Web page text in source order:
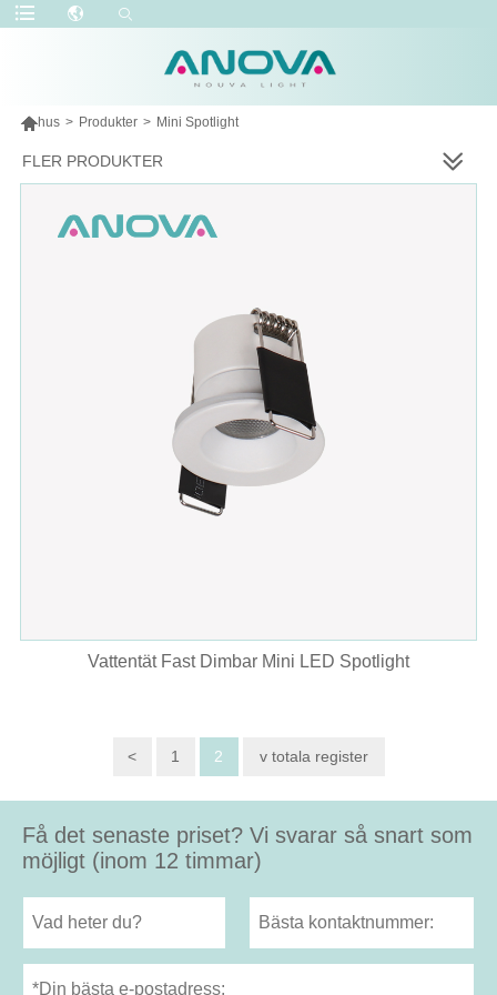
hus > Produkter > Mini Spotlight
FLER PRODUKTER
Vattentät Fast Dimbar Mini LED Spotlight
< 1 2 v totala register
Få det senaste priset? Vi svarar så snart som
möjligt (inom 12 timmar)